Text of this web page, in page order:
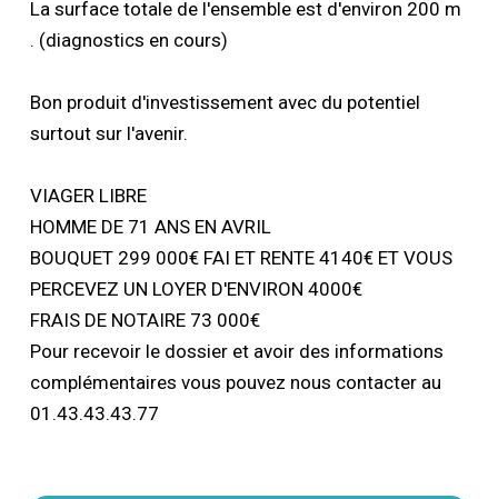
La surface totale de l'ensemble est d'environ 200 m
. (diagnostics en cours)
Bon produit d'investissement avec du potentiel
surtout sur l'avenir.
VIAGER LIBRE
HOMME DE 71 ANS EN AVRIL
BOUQUET 299 000€ FAI ET RENTE 4140€ ET VOUS
PERCEVEZ UN LOYER D'ENVIRON 4000€
FRAIS DE NOTAIRE 73 000€
Pour recevoir le dossier et avoir des informations
complémentaires vous pouvez nous contacter au
01.43.43.43.77